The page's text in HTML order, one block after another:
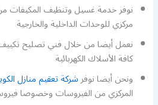
نوفر خدمة غسيل وتنظيف المكيفات
مركزي للوحدات الداخلية والخارجية
نعمل أيضا من خلال فني تصليح
كافة الأسلاك الكهربائية
ونحن أيضا نوفرشركة تعقيم منازل
المركزي من الفيروسات وخصوصا فيروس